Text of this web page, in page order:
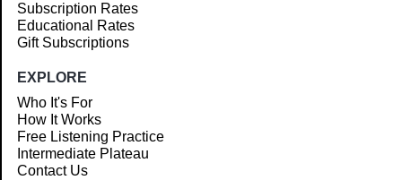
Subscription Rates
Educational Rates
Gift Subscriptions
EXPLORE
Who It's For
How It Works
Free Listening Practice
Intermediate Plateau
Contact Us